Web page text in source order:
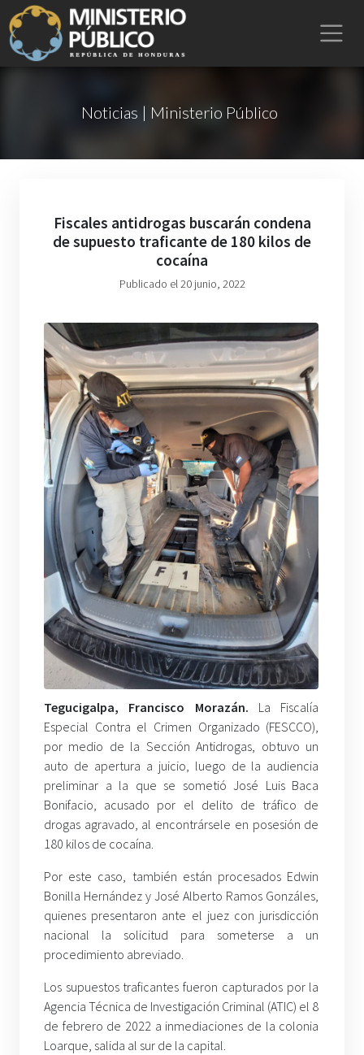
Noticias | Ministerio Público
Fiscales antidrogas buscarán condena
de supuesto traficante de 180 kilos de
cocaína
Publicado el 20 junio, 2022
Tegucigalpa, Francisco Morazán. La Fiscalía
Especial Contra el Crimen Organizado (FESCCO),
por medio de la Sección Antidrogas, obtuvo un
auto de apertura a juicio, luego de la audiencia
preliminar a la que se sometió José Luis Baca
Bonifacio, acusado por el delito de tráfico de
drogas agravado, al encontrársele en posesión de
180 kilos de cocaína.
Por este caso, también están procesados Edwin
Bonilla Hernández y José Alberto Ramos Gonzáles,
quienes presentaron ante el juez con jurisdicción
nacional la solicitud para someterse a un
procedimiento abreviado.
Los supuestos traficantes fueron capturados por la
Agencia Técnica de Investigación Criminal (ATIC) el 8
de febrero de 2022 a inmediaciones de la colonia
Loarque, salida al sur de la capital.